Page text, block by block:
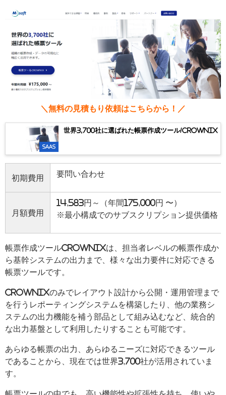
＼無料の見積もり依頼はこちらから！／
SaaS
世界3,700社に選ばれた帳票作成ツール/crownix
初期費用 要問い合わせ
月額費用
14,583円～（年間175,000円 〜）
※最小構成でのサブスクリプション提供価格
帳票作成ツールCROWNIXは、担当者レベルの帳票作成か
ら基幹システムの出力まで、様々な出力要件に対応できる
帳票ツールです。
CROWNIXのみでレイアウト設計から公開・運用管理まで
を行うレポーティングシステムを構築したり、他の業務シ
ステムの出力機能を補う部品として組み込むなど、統合的
な出力基盤として利用したりすることも可能です。
あらゆる帳票の出力、あらゆるニーズに対応できるツール
であることから、現在では世界3,700社が活用されていま
す。